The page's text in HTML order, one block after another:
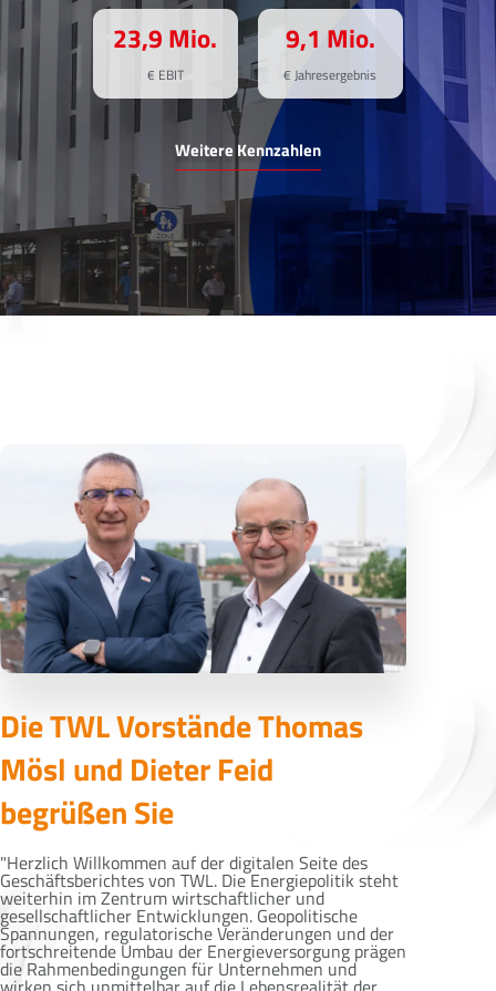
23,9 Mio.
€ EBIT
9,1 Mio.
€ Jahresergebnis
Weitere Kennzahlen
Die TWL Vorstände Thomas
Mösl und Dieter Feid
begrüßen Sie
"Herzlich Willkommen auf der digitalen Seite des
Geschäftsberichtes von TWL. Die Energiepolitik steht
weiterhin im Zentrum wirtschaftlicher und
gesellschaftlicher Entwicklungen. Geopolitische
Spannungen, regulatorische Veränderungen und der
fortschreitende Umbau der Energieversorgung prägen
die Rahmenbedingungen für Unternehmen und